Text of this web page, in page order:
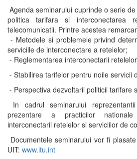
Agenda seminarului cuprinde o serie
politica tarifara si interconectarea
telecomunicatii. Printre acestea
- Metodele si problemele privind
serviciile de interconectare a retelelor;
- Reglementarea interconectarii
- Stabilirea tarifelor pentru noile servicii
- Perspectiva dezvoltarii politicii tarifare
In cadrul seminarului
prezentare a practicilor
interconectarii retelelor si serviciilor de
Documentele seminarului vor fi
UIT: www.itu.int